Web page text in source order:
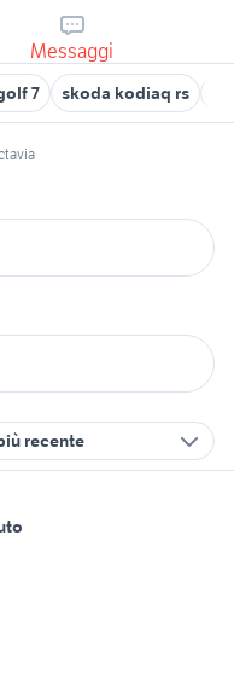
Messaggi
7 skoda kodiaq rs
recente